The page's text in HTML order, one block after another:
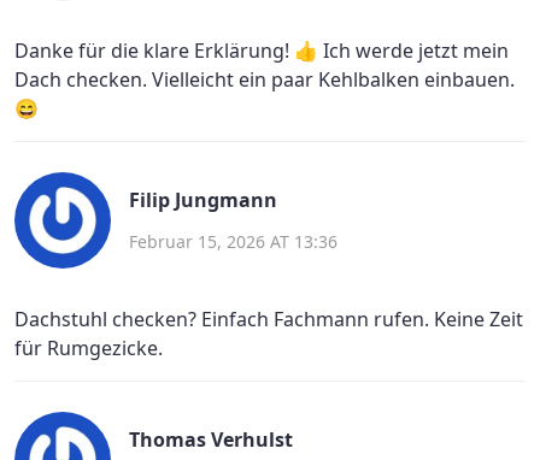
Danke für die klare Erklärung! 👍 Ich werde jetzt mein
Dach checken. Vielleicht ein paar Kehlbalken einbauen.
😄
Filip Jungmann
Februar 15, 2026 AT 13:36
Dachstuhl checken? Einfach Fachmann rufen. Keine Zeit
für Rumgezicke.
Thomas Verhulst